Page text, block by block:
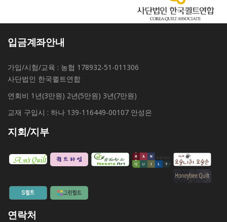
입금계좌안내
가입/시험/교육 : 농협 178932-51-011306
사단법인 한국퀼트연합
연회비 1년(3만원) 2년(5만원) 3년(7만원)
교재 구입시 : 하나 139-116449-00107 안성은
지회/지부
연락처